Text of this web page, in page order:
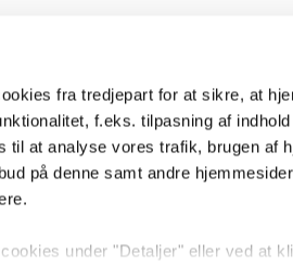
fra tredjepart for at sikre, at
f.eks. tilpasning af
til at analyse vores trafik, brugen af
på denne samt andre
under "Detaljer" eller ved at